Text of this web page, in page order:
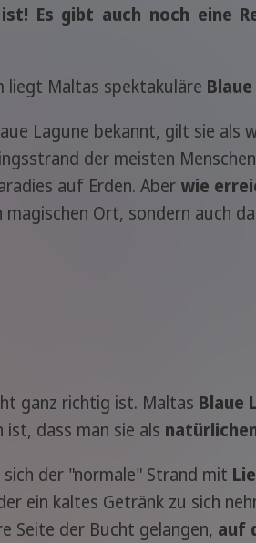
Es gibt auch noch eine
liegt Maltas spektakuläre
Lagune bekannt, gilt sie als
der meisten
auf Erden. Aber wie
Ort, sondern auch
ganz richtig ist. Maltas Blaue
ist, dass man sie als
der "normale" Strand mit
ein kaltes Getränk zu sich
Seite der Bucht gelangen, auf